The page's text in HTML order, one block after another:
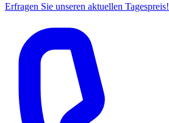
Erfragen Sie unseren aktuellen Tagespreis!